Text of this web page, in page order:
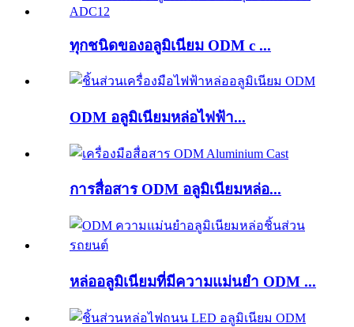
ทุกชนิดของอลูมิเนียม ODM c ...
ODM อลูมิเนียมหล่อไฟฟ้า...
การสื่อสาร ODM อลูมิเนียมหล่อ...
หล่ออลูมิเนียมที่มีความแม่นยำ ODM ...